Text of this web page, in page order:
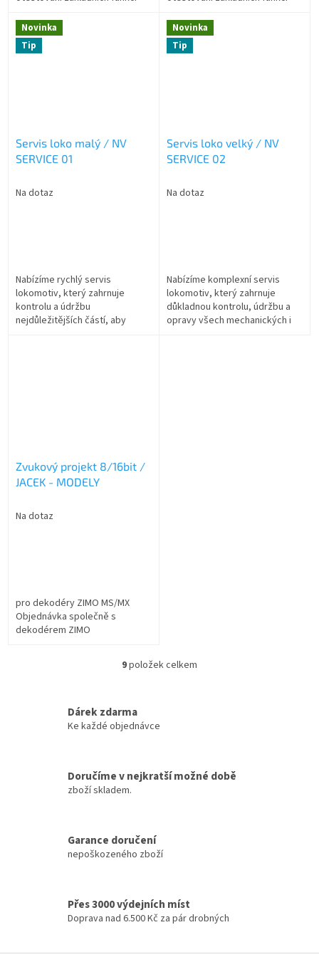
dekodér ani reproduktor
nejsou...
dekodér ani reproduktor
nejsou...
Novinka
Tip
Servis loko malý / NV
SERVICE 01
Na dotaz
Nabízíme rychlý servis
lokomotiv, který zahrnuje
kontrolu a údržbu
nejdůležitějších částí, aby
Novinka
Tip
Servis loko velký / NV
SERVICE 02
Na dotaz
Nabízíme komplexní servis
lokomotiv, který zahrnuje
důkladnou kontrolu, údržbu a
opravy všech mechanických i
Zvukový projekt 8/16bit /
JACEK - MODELY
Na dotaz
pro dekodéry ZIMO MS/MX
Objednávka společně s
dekodérem ZIMO
O
d
p
v
ý
s
u
9položek celkem
Dárek zdarma
Ke každé objednávce
Doručíme v nejkratší možné době
zboží skladem.
Garance doručení
nepoškozeného zboží
Přes 3000 výdejních míst
Doprava nad 6.500 Kč za pár drobných